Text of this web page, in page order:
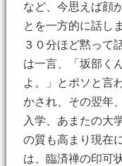
など、今思えば顔
とを一方的に話し
３０分ほど黙って
は一言、「坂部く
よ。」とポソと言
かされ、その翌年
入学、あまたの大
の質も高まり現在
は、臨済禅の印可